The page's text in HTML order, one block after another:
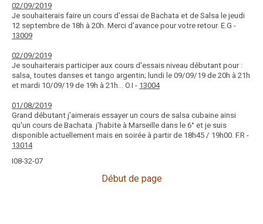
02/09/2019
Je souhaiterais faire un cours d'essai de Bachata et de Salsa le jeudi
12 septembre de 18h à 20h. Merci d'avance pour votre retour. E.G -
13009
02/09/2019
Je souhaiterais participer aux cours d'essais niveau débutant pour :
salsa, toutes danses et tango argentin; lundi le 09/09/19 de 20h à 21h
et mardi 10/09/19 de 19h à 21h... O.I - 13004
01/08/2019
Grand débutant j'aimerais essayer un cours de salsa cubaine ainsi
qu'un cours de Bachata. j'habite à Marseille dans le 6° et je suis
disponible actuellement mais en soirée à partir de 18h45 / 19h00. F.R -
13014
I08-32-07
Début de page